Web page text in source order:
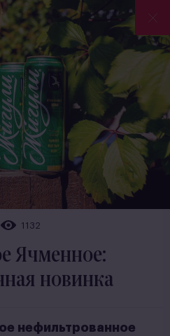
1132
Ячменное:
новинка
нефильтрованное